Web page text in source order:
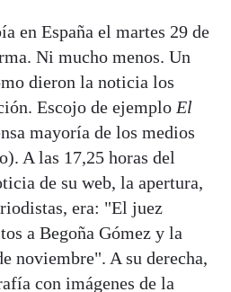
en España el martes 29 de
Ni mucho menos. Un
dieron la noticia los
Escojo de ejemplo El
mayoría de los medios
A las 17,25 horas del
de su web, la apertura,
era: "El juez
a Begoña Gómez y la
noviembre". A su derecha,
con imágenes de la